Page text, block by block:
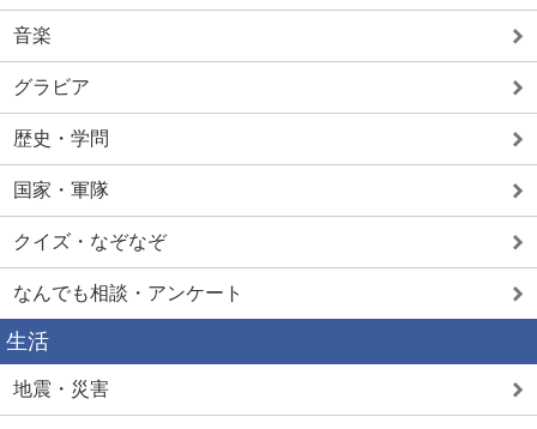
音楽
グラビア
歴史・学問
国家・軍隊
クイズ・なぞなぞ
なんでも相談・アンケート
生活
地震・災害